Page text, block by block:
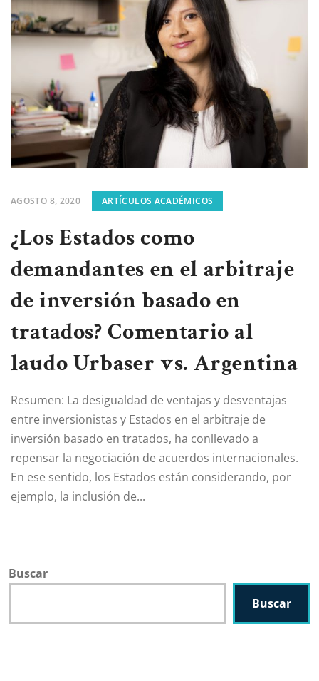
AGOSTO 8, 2020 ARTÍCULOS ACADÉMICOS
¿Los Estados como
demandantes en el arbitraje
de inversión basado en
tratados? Comentario al
laudo Urbaser vs. Argentina
Resumen: La desigualdad de ventajas y desventajas
entre inversionistas y Estados en el arbitraje de
inversión basado en tratados, ha conllevado a
repensar la negociación de acuerdos internacionales.
En ese sentido, los Estados están considerando, por
ejemplo, la inclusión de...
Buscar
Buscar